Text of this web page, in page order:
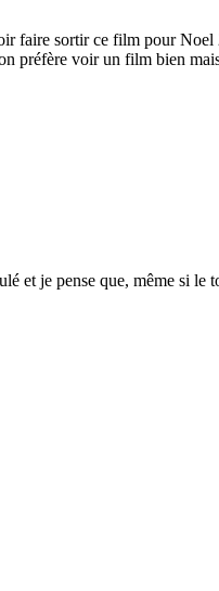
faire sortir ce film pour
préfère voir un film bien
et je pense que, même si